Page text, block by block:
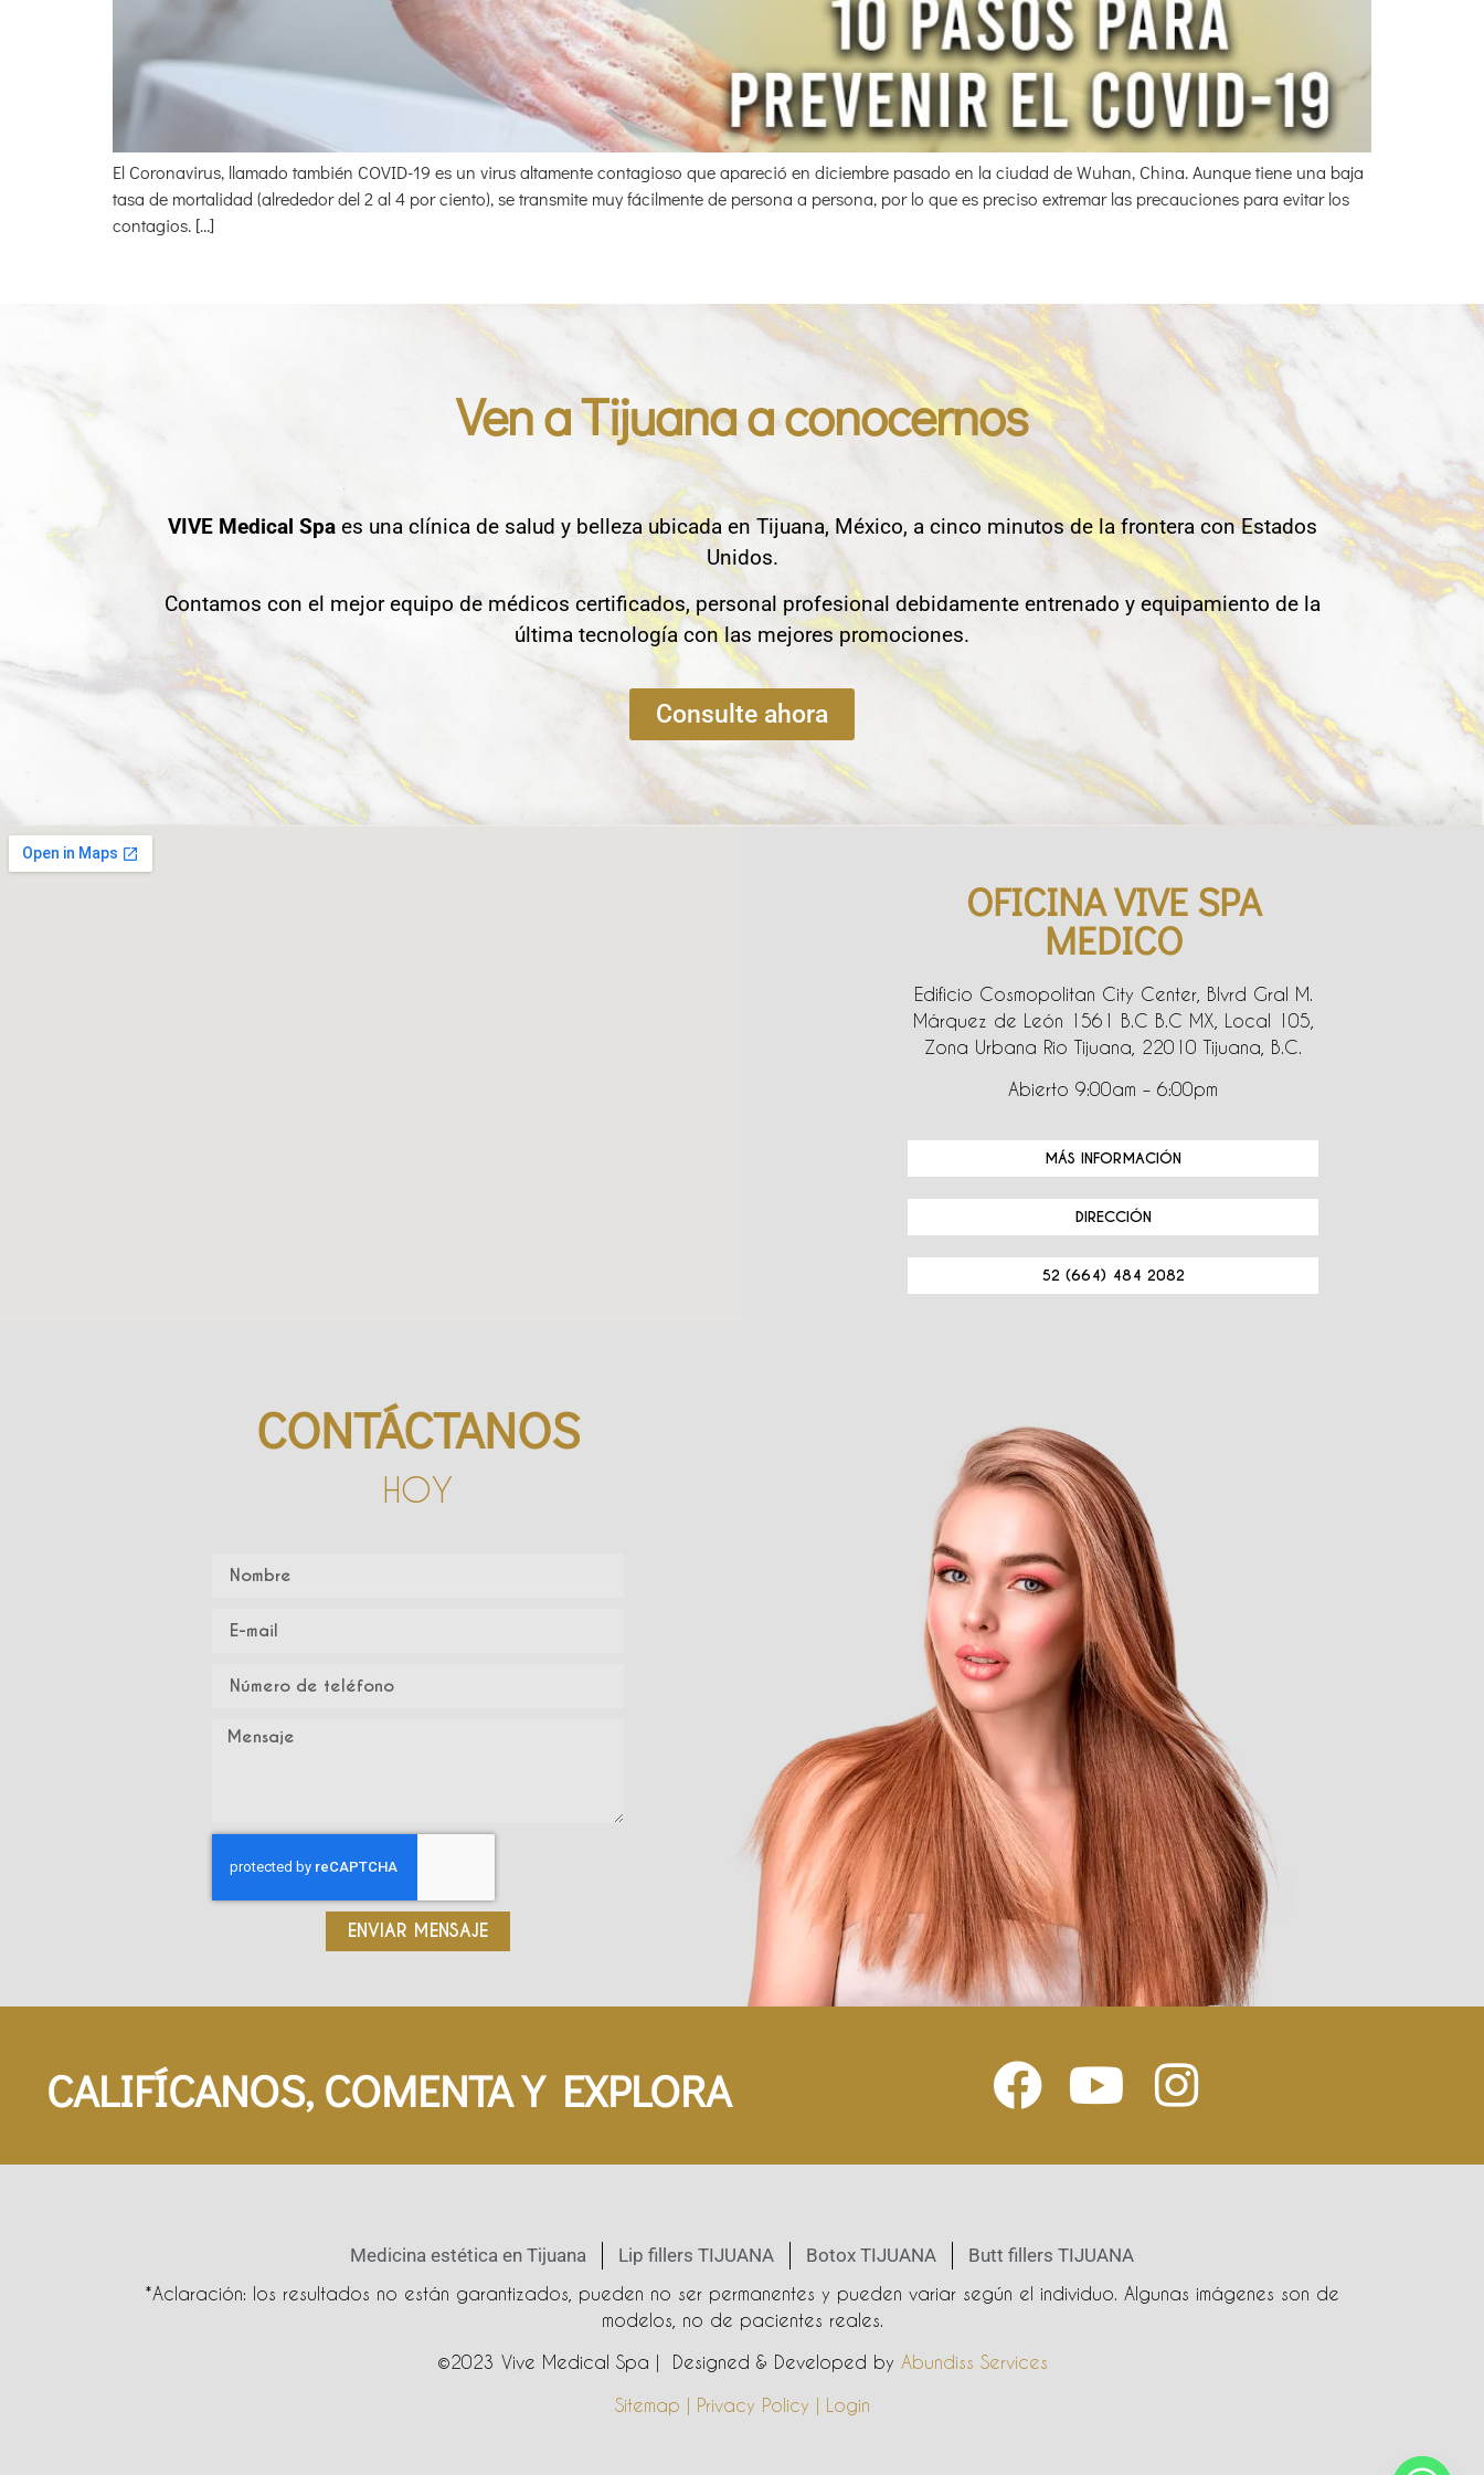
El Coronavirus, llamado también COVID-19 es un virus altamente contagioso que apareció en diciembre pasado en la ciudad de Wuhan, China. Aunque tiene una baja
tasa de mortalidad (alrededor del 2 al 4 por ciento), se transmite muy fácilmente de persona a persona, por lo que es preciso extremar las precauciones para evitar los
contagios. […]
Ven a Tijuana a conocernos
VIVE Medical Spaes una clínica de salud y belleza ubicada en Tijuana, México, a cinco minutos de la frontera con Estados
Unidos.
Contamos con el mejor equipo de médicos certificados, personal profesional debidamente entrenado y equipamiento de la
última tecnología con las mejores promociones.
Consulte ahora
OFICINA VIVE SPA
MEDICO
Edificio Cosmopolitan City Center, Blvrd Gral M.
Márquez de León 1561 B.C B.C MX, Local 105,
Zona Urbana Rio Tijuana, 22010 Tijuana, B.C.
Abierto 9:00am – 6:00pm
MÁS INFORMACIÓN
DIRECCIÓN
52 (664) 484 2082
CONTÁCTANOS
HOY
ENVIAR MENSAJE
CALIFÍCANOS, COMENTA Y EXPLORA
Medicina estética en Tijuana Lip fillers TIJUANA Botox TIJUANA Butt fillers TIJUANA
*Aclaración: los resultados no están garantizados, pueden no ser permanentes y pueden variar según el individuo. Algunas imágenes son de
modelos, no de pacientes reales.
©2023 Vive Medical Spa | Designed & Developed by Abundiss Services
Sitemap | Privacy Policy | Login